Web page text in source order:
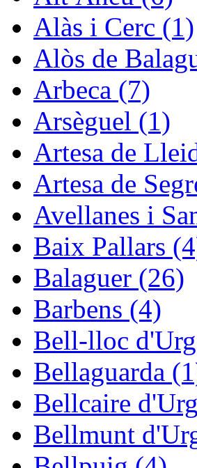
Alàs i Cerc (1)
Alòs de
Arbeca (7)
Arsèguel (1)
Artesa de
Artesa de
Avellanes i
Baix Pallars
Balaguer (26)
Barbens (4)
Bell-lloc
Bellaguarda
Bellcaire
Bellmunt